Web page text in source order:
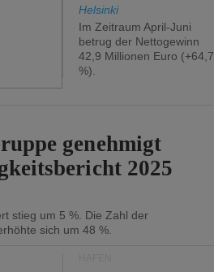
Helsinki
Im Zeitraum April-Juni
betrug der Nettogewinn
42,9 Millionen Euro (+64,7
%).
genehmigt
2025
stieg um 5 %. Die Zahl der
sich um 48 %.